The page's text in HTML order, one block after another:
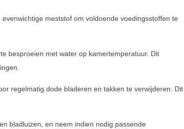
meststof om voldoende voedingsstoffen te
besproeien met water op kamertemperatuur. Dit
regelmatig dode bladeren en takken te verwijderen. Dit
bladluizen, en neem indien nodig passende